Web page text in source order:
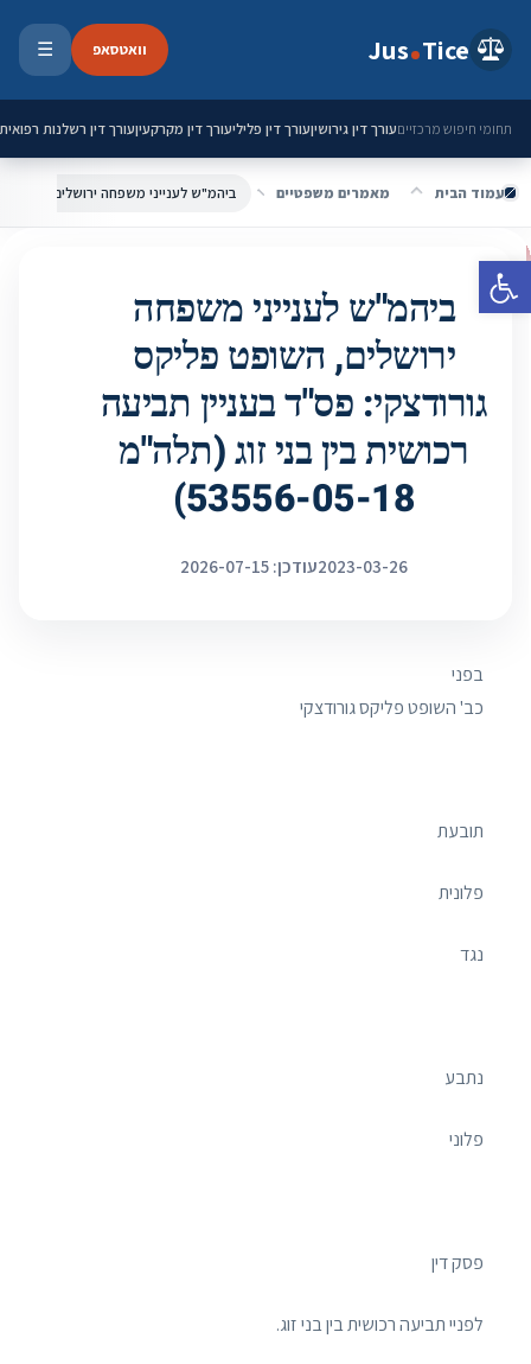
פתח סרגל נגישות
Jus Tice וואטסאפ ☰
תחומי חיפוש מרכזייםעורך דין גירושיןעורך דין פליליעורך דין מקרקעיןעורך דין רשלנות רפואית
עמוד הבית מאמרים משפטיים
ביהמ"ש לענייני משפחה
ירושלים, השופט פליקס
גורודצקי: פס"ד בעניין תביעה
רכושית בין בני זוג (תלה"מ
53556-05-18)
2023-03-26עודכן: 2026-07-15
בפני
כב' השופט פליקס גורודצקי
תובעת
פלונית
נגד
נתבע
פלוני
פסק דין
לפניי תביעה רכושית בין בני זוג.